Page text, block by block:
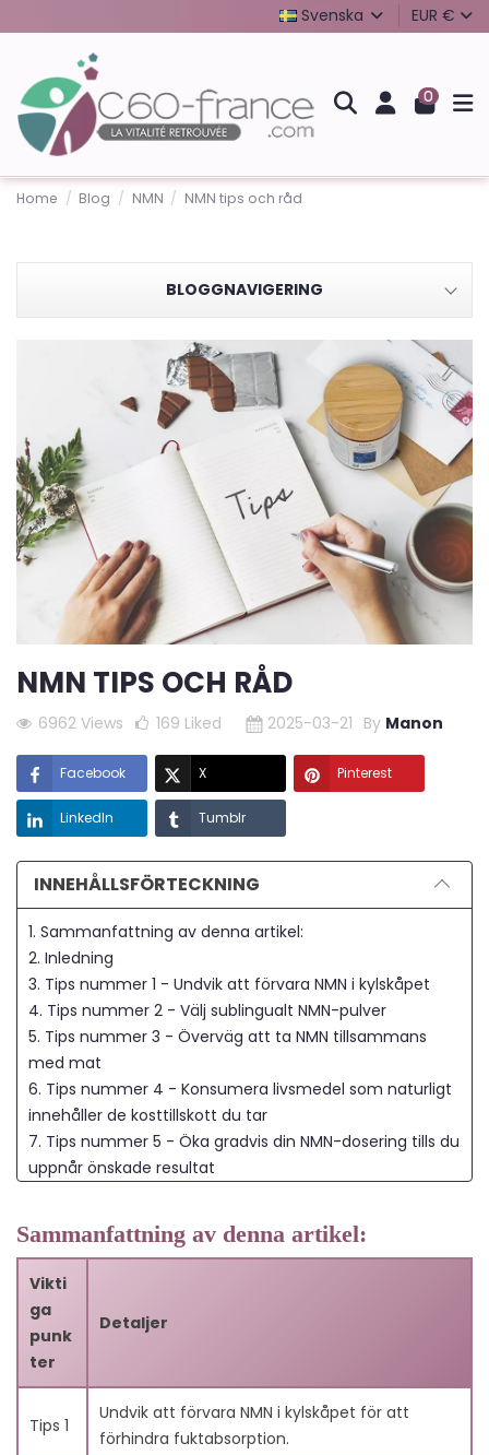
Svenska EUR €
0
Home Blog NMN NMN tips och råd
BLOGGNAVIGERING
NMN TIPS OCH RÅD
6962 Views 169 Liked 2025-03-21 By Manon
Facebook X Pinterest
LinkedIn Tumblr
INNEHÅLLSFÖRTECKNING
1. Sammanfattning av denna artikel:
2. Inledning
3. Tips nummer 1 - Undvik att förvara NMN i kylskåpet
4. Tips nummer 2 - Välj sublingualt NMN-pulver
5. Tips nummer 3 - Överväg att ta NMN tillsammans
med mat
6. Tips nummer 4 - Konsumera livsmedel som naturligt
innehåller de kosttillskott du tar
7. Tips nummer 5 - Öka gradvis din NMN-dosering tills du
uppnår önskade resultat
9. Tips nummer 7 - Koppla NMN med en Sirtuin-aktivator
10. Tips nummer 8 - Engagera dig i träning för att
11. Slutsats
12. Vanliga frågor
12.2. Vilken form av NMN är bäst att ta?
12.3. Ska jag ta NMN med mat?
Sammanfattning av denna artikel:
Vikti
ga
punk
ter
Detaljer
Tips 1
Undvik att förvara NMN i kylskåpet för att
förhindra fuktabsorption.